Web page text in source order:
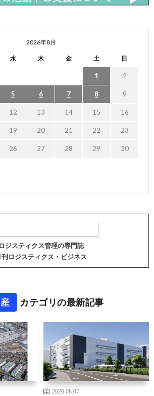
2026年8月
水 木 金 土 日
1 2
5 6 7 8 9
12 13 14 15 16
19 20 21 22 23
26 27 28 29 30
ロジスティクス管理の専門誌
刊ロジスティクス・ビジネス
カテゴリの最新記事
2026.08.07